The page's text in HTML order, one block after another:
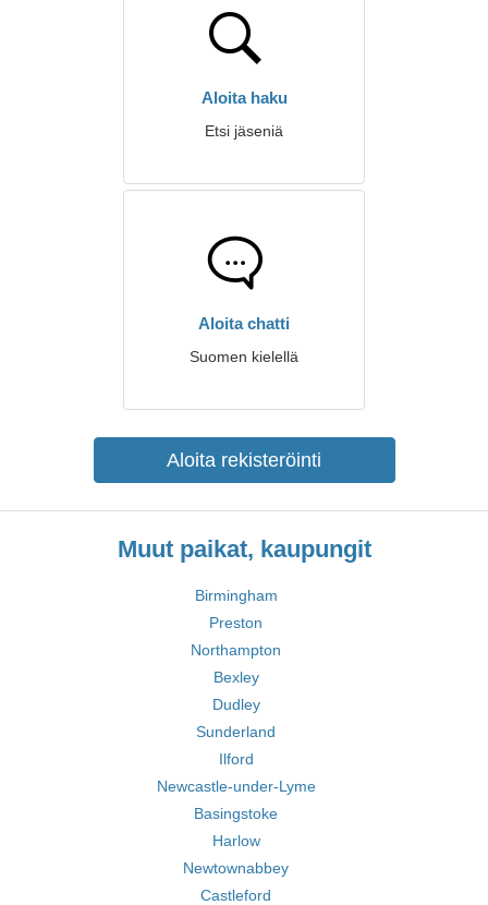
Aloita haku
Etsi jäseniä
Aloita chatti
Suomen kielellä
Aloita rekisteröinti
Muut paikat, kaupungit
Birmingham
Preston
Northampton
Bexley
Dudley
Sunderland
Ilford
Newcastle-under-Lyme
Basingstoke
Harlow
Newtownabbey
Castleford